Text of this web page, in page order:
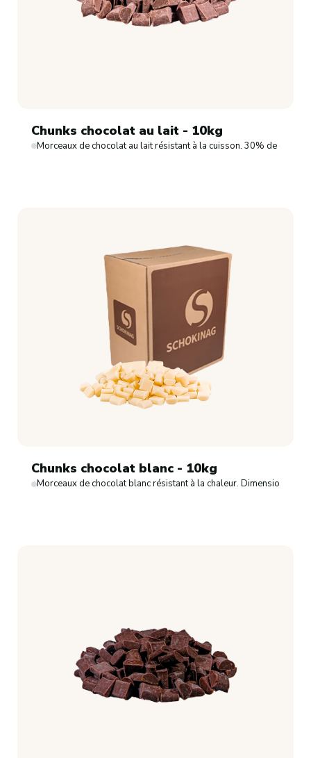
Chunks chocolat au lait - 10kg
Morceaux de chocolat au lait résistant à la cuisson. 30% de cacao.
Chunks chocolat blanc - 10kg
Morceaux de chocolat blanc résistant à la chaleur. Dimensions: